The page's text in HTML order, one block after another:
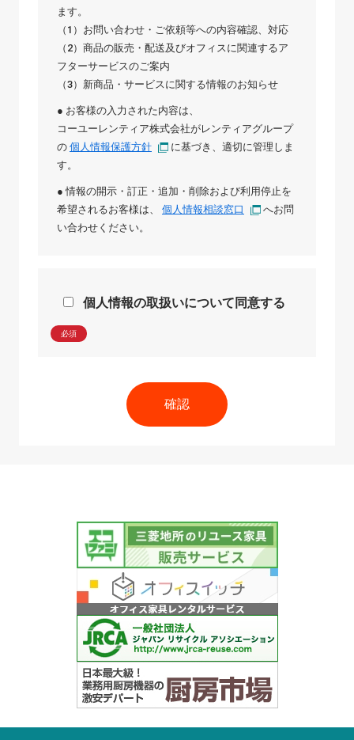
ます。
（1）お問い合わせ・ご依頼等への内容確認、対応
（2）商品の販売・配送及びオフィスに関連するア
フターサービスのご案内
（3）新商品・サービスに関する情報のお知らせ
● お客様の入力された内容は、
コーユーレンティア株式会社がレンティアグループ
の 個人情報保護方針
に基づき、適切に管理しま
す。
● 情報の開示・訂正・追加・削除および利用停止を
希望されるお客様は、 個人情報相談窓口
へお問
い合わせください。
個人情報の取扱いについて同意する
必須